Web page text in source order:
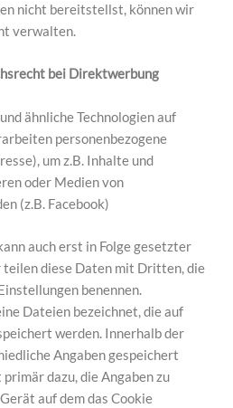
nicht bereitstellst, können wir
verwalten.
bei Direktwerbung
ähnliche Technologien auf
personenbezogene
um z.B. Inhalte und
oder Medien von
(z.B. Facebook)
auch erst in Folge gesetzter
diese Daten mit Dritten, die
benennen.
Dateien bezeichnet, die auf
werden. Innerhalb der
Angaben gespeichert
dazu, die Angaben zu
auf dem das Cookie